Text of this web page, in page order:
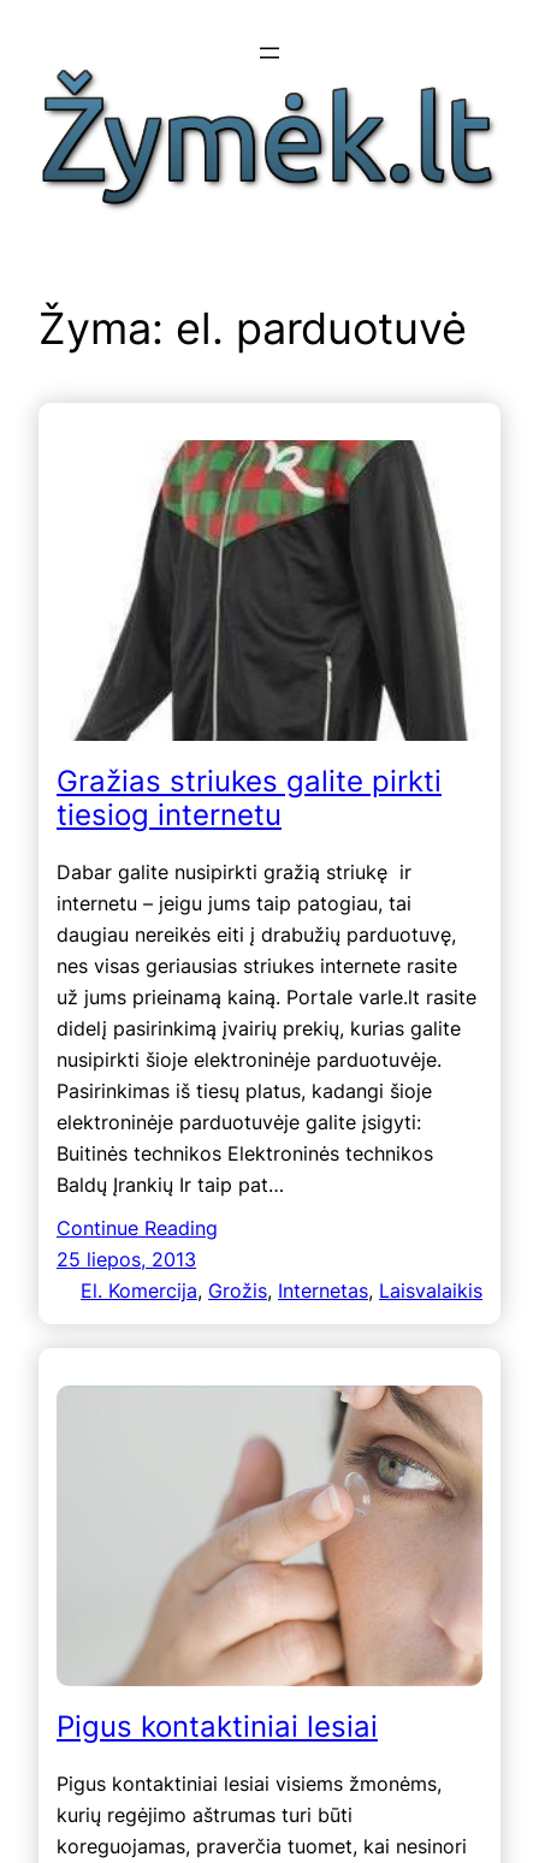
turinio
Žyma: el. parduotuvė
Gražias striukes galite pirkti
tiesiog internetu
Dabar galite nusipirkti gražią striukę ir
internetu – jeigu jums taip patogiau, tai
daugiau nereikės eiti į drabužių parduotuvę,
nes visas geriausias striukes internete rasite
už jums prieinamą kainą. Portale varle.lt rasite
didelį pasirinkimą įvairių prekių, kurias galite
nusipirkti šioje elektroninėje parduotuvėje.
Pasirinkimas iš tiesų platus, kadangi šioje
elektroninėje parduotuvėje galite įsigyti:
Buitinės technikos Elektroninės technikos
Baldų Įrankių Ir taip pat…
Continue Reading
25 liepos, 2013
El. Komercija, Grožis, Internetas, Laisvalaikis
Pigus kontaktiniai lesiai
Pigus kontaktiniai lesiai visiems žmonėms,
kurių regėjimo aštrumas turi būti
koreguojamas, praverčia tuomet, kai nesinori